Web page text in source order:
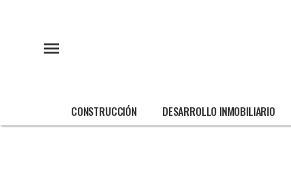
CONSTRUCCIÓN DESARROLLO INMOBILIARIO